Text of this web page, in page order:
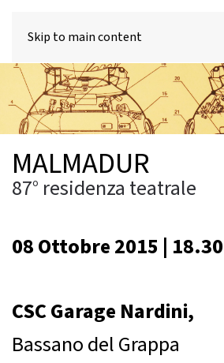
Skip to main content
MALMADUR
87° residenza teatrale
08 Ottobre 2015 | 18.30
CSC Garage Nardini,
Bassano del Grappa